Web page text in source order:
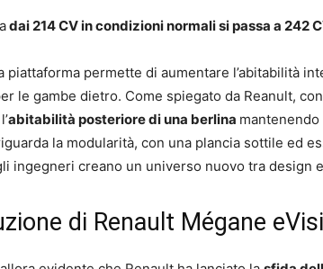
dai 214 CV in condizioni normali si passa a 242
piattaforma permette di aumentare l’abitabilità
le gambe dietro. Come spiegato da Reanult,
abitabilità posteriore di una berlina
la modularità, con una plancia sottile ed
ingegneri creano un universo nuovo tra design
di Renault Mégane